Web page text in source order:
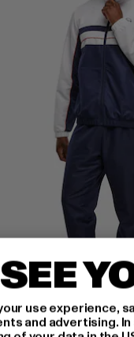
use experience,
and advertising.